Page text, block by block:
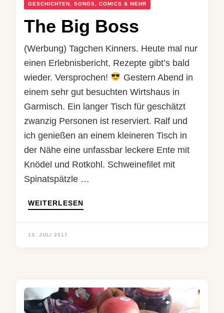
GESCHICHTEN, SONGS, COMICS & MEHR
The Big Boss
(Werbung) Tagchen Kinners. Heute mal nur
einen Erlebnisbericht, Rezepte gibt’s bald
wieder. Versprochen!
Gestern Abend in
einem sehr gut besuchten Wirtshaus in
Garmisch. Ein langer Tisch für geschätzt
zwanzig Personen ist reserviert. Ralf und
ich genießen an einem kleineren Tisch in
der Nähe eine unfassbar leckere Ente mit
Knödel und Rotkohl. Schweinefilet mit
Spinatspätzle …
WEITERLESEN
13. JULI 2017